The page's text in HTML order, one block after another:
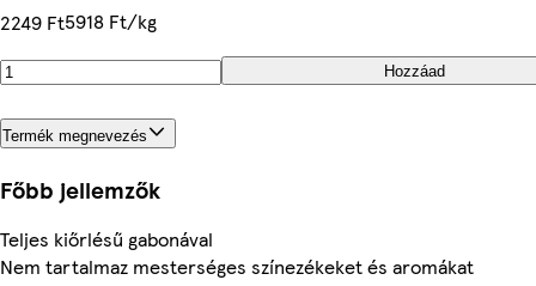
2249 Ft5918 Ft/kg
Hozzáad
Termék megnevezés
Főbb jellemzők
Teljes kiőrlésű gabonával
Nem tartalmaz mesterséges színezékeket és aromákat